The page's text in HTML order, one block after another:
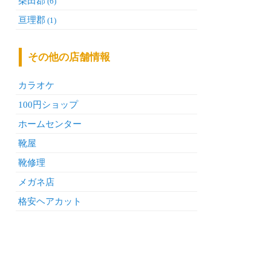
亘理郡 (1)
その他の店舗情報
カラオケ
100円ショップ
ホームセンター
靴屋
靴修理
メガネ店
格安ヘアカット